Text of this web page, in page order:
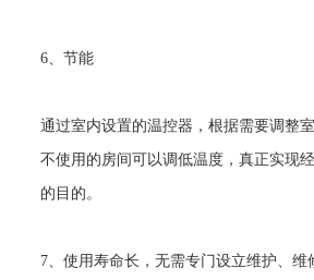
6、节能
通过室内设置的温控器，根据需要调整
不使用的房间可以调低温度，真正实现
的目的。
7、使用寿命长，无需专门设立维护、维